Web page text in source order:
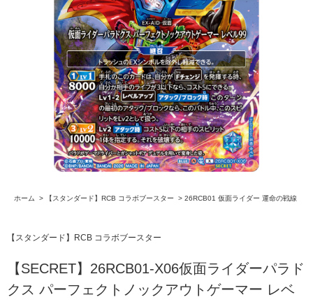
ホーム > 【スタンダード】RCB コラボブースター > 26RCB01 仮面ライダー 運命の戦線
【スタンダード】RCB コラボブースター
【SECRET】26RCB01-X06仮面ライダーパラド
クス パーフェクトノックアウトゲーマー レベ